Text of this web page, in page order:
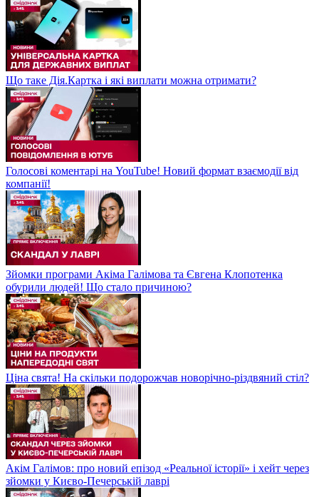
Що таке Дія.Картка і які виплати можна отримати?
Голосові коментарі на YouTube! Новий формат взаємодії від
компанії!
Зйомки програми Акіма Галімова та Євгена Клопотенка
обурили людей! Що стало причиною?
Ціна свята! На скільки подорожчав новорічно-різдвяний стіл?
Акім Галімов: про новий епізод «Реальної історії» і хейт через
зйомки у Києво-Печерській лаврі